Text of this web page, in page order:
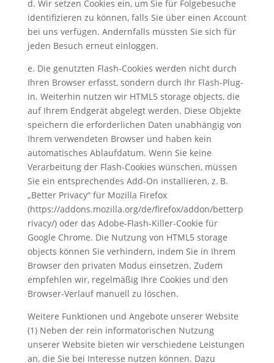
d. Wir setzen Cookies ein, um Sie für Folgebesuche
identifizieren zu können, falls Sie über einen Account
bei uns verfügen. Andernfalls müssten Sie sich für
jeden Besuch erneut einloggen.
e. Die genutzten Flash-Cookies werden nicht durch
Ihren Browser erfasst, sondern durch Ihr Flash-Plug-
in. Weiterhin nutzen wir HTML5 storage objects, die
auf Ihrem Endgerät abgelegt werden. Diese Objekte
speichern die erforderlichen Daten unabhängig von
Ihrem verwendeten Browser und haben kein
automatisches Ablaufdatum. Wenn Sie keine
Verarbeitung der Flash-Cookies wünschen, müssen
Sie ein entsprechendes Add-On installieren, z. B.
„Better Privacy“ für Mozilla Firefox
(https://addons.mozilla.org/de/firefox/addon/betterp
rivacy/) oder das Adobe-Flash-Killer-Cookie für
Google Chrome. Die Nutzung von HTML5 storage
objects können Sie verhindern, indem Sie in Ihrem
Browser den privaten Modus einsetzen. Zudem
empfehlen wir, regelmäßig Ihre Cookies und den
Browser-Verlauf manuell zu löschen.
Weitere Funktionen und Angebote unserer Website
(1) Neben der rein informatorischen Nutzung
unserer Website bieten wir verschiedene Leistungen
an, die Sie bei Interesse nutzen können. Dazu